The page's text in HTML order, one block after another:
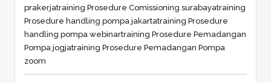
prakerjatraining Prosedure Comissioning surabayatraining
Prosedure handling pompa jakartatraining Prosedure
handling pompa webinartraining Prosedure Pemadangan
Pompa jogjatraining Prosedure Pemadangan Pompa
zoom